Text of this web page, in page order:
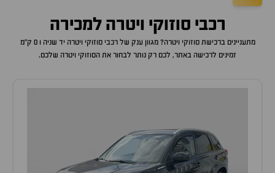
רכבי סוזוקי ויטרה למכירה
מתעניינים ברכישתסוזוקי ויטרה? מגוון ענק של רכביסוזוקי ויטרה
יד שניה ו 0 ק"מ
זמינים לרכישה באתר, לכם רק נותר לבחור את הסוזוקי ויטרה שלכם.